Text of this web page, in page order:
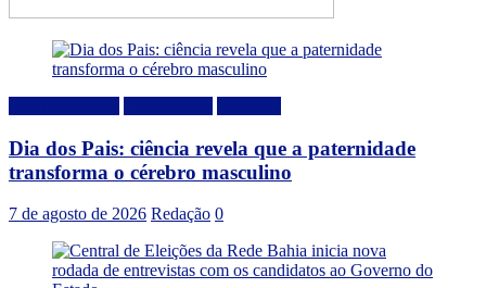
Dia dos Pais: ciência revela que a paternidade
transforma o cérebro masculino
7 de agosto de 2026 Redação 0